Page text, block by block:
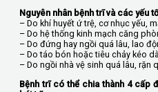
Nguyên nhân bệnh trĩ và các yếu
– Do khí huyết ứ trệ, cơ nhục yếu,
– Do hệ thống kinh mạch căng
– Do đứng hay ngồi quá lâu, lao
– Do táo bón hoặc tiêu chảy kéo
– Do ngồi nhà vệ sinh quá lâu, rặn
Bệnh trĩ có thể chia thành 4 cấp